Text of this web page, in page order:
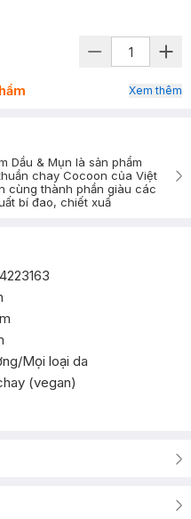
Xem thêm
Dầu & Mụn là sản phẩm
chay Cocoon của Việt
cùng thành phần giàu các
bí đao, chiết xuấ
Mọi loại da
(vegan)